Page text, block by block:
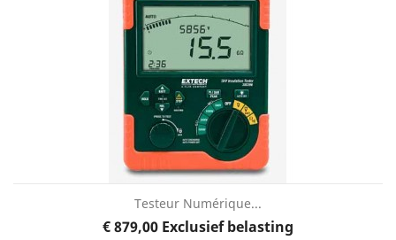
Testeur Numérique...
Prijs
€ 879,00 Exclusief belasting